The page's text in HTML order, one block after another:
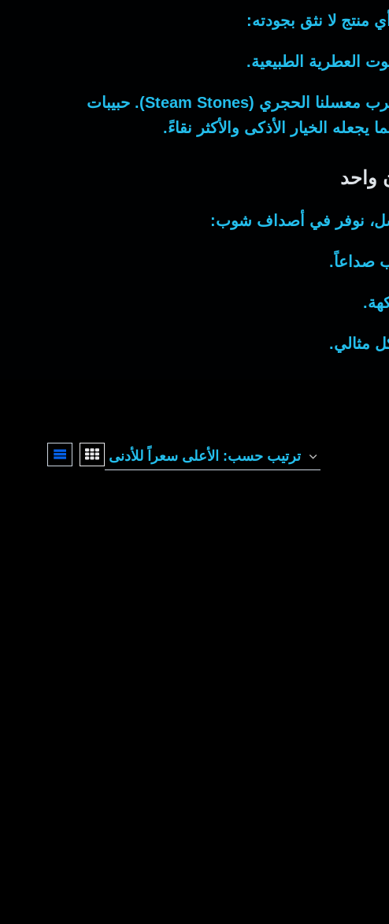
منتج لا نثق بجودته:
العطرية الطبيعية.
بحثاً عن شيء جديد، فجرب معسلنا الحجري (Steam Stones). حبيبات
واحد
نوفر في أصداف شوب:
صداعاً.
مثالي.